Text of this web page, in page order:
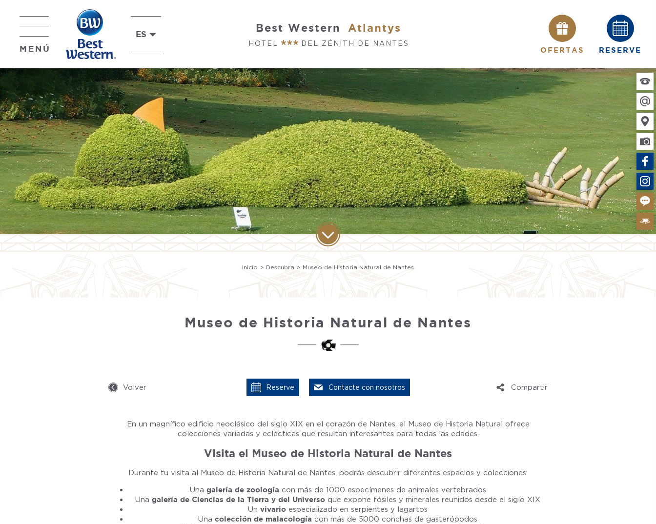
MENÚ
ES
Best Western Atlantys
HOTEL DEL ZÉNITH DE NANTES
OFERTAS RESERVE
Inicio Descubra Museo de Historia Natural de Nantes
Museo de Historia Natural de Nantes
Volver Compartir
Reserve Contacte con nosotros
En un magnífico edificio neoclásico del siglo XIX en el corazón de Nantes, el Museo de Historia Natural ofrece
colecciones variadas y eclécticas que resultan interesantes para todas las edades.
Visita el Museo de Historia Natural de Nantes
Durante tu visita al Museo de Historia Natural de Nantes, podrás descubrir diferentes espacios y colecciones:
Una galería de zoología con más de 1000 especímenes de animales vertebrados
Una galería de Ciencias de la Tierra y del Universo que expone fósiles y minerales reunidos desde el siglo XIX
Un vivario especializado en serpientes y lagartos
Una colección de malacología con más de 5000 conchas de gasterópodos